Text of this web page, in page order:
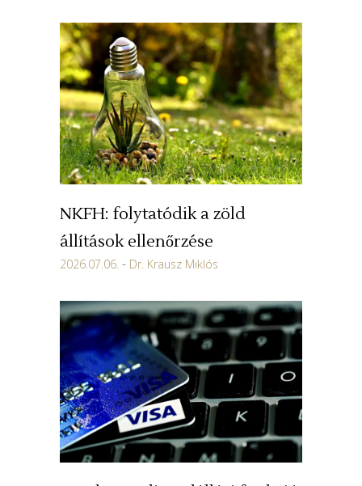
NKFH: folytatódik a zöld
állítások ellenőrzése
2026.07.06. Dr. Krausz Miklós